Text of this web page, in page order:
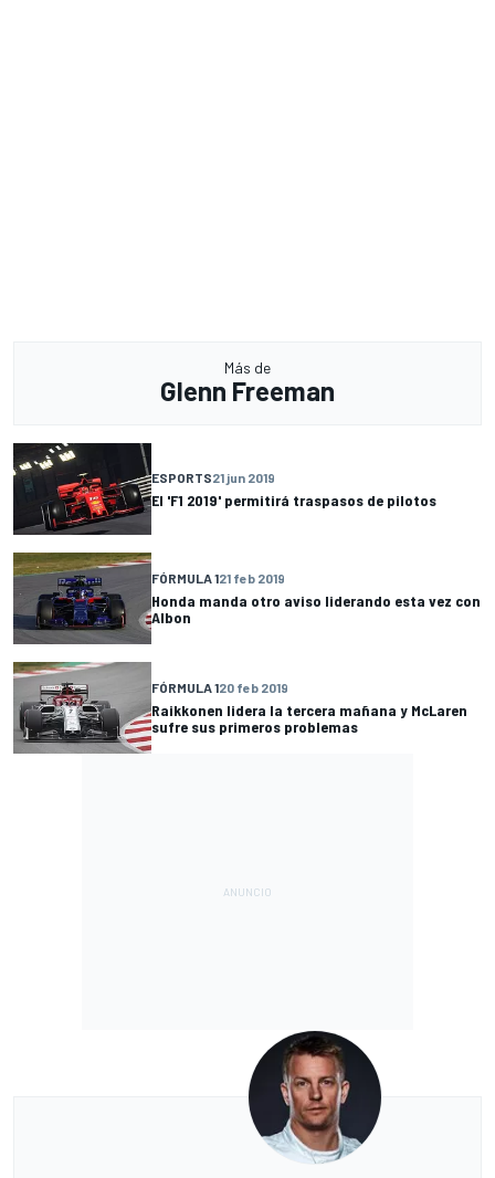
Más de
Glenn Freeman
ESPORTS21 jun 2019
El 'F1 2019' permitirá traspasos de pilotos
FÓRMULA 121 feb 2019
Honda manda otro aviso liderando esta vez con
Albon
FÓRMULA 120 feb 2019
Raikkonen lidera la tercera mañana y McLaren
sufre sus primeros problemas